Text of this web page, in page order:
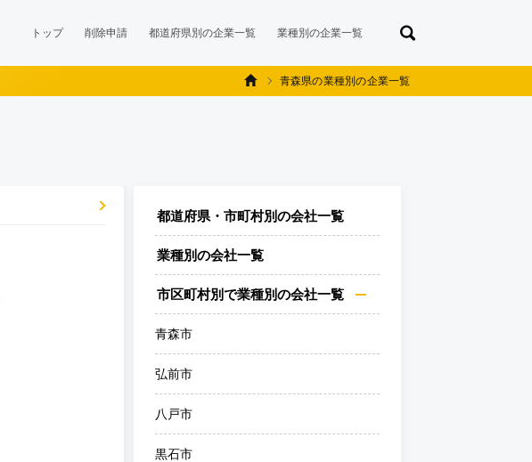
トップ 削除申請 都道府県別の企業一覧 業種別の企業一覧
青森県の業種別の企業一覧
都道府県・市町村別の会社一覧
業種別の会社一覧
市区町村別で業種別の会社一覧
青森市
弘前市
八戸市
黒石市